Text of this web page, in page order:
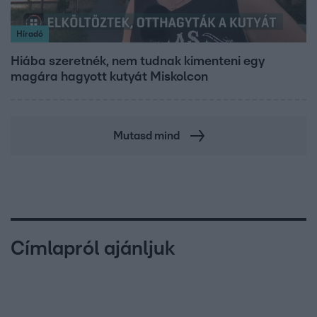
Híradó
Hiába szeretnék, nem tudnak kimenteni egy
magára hagyott kutyát Miskolcon
Mutasd mind
Címlapról ajánljuk